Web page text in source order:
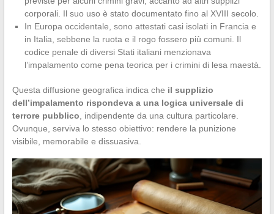
corporali. Il suo uso è stato documentato fino al XVIII secolo.
In Europa occidentale, sono attestati casi isolati in Francia e
in Italia, sebbene la ruota e il rogo fossero più comuni. Il
codice penale di diversi Stati italiani menzionava
l’impalamento come pena teorica per i crimini di lesa maestà.
Questa diffusione geografica indica che il supplizio
dell’impalamento rispondeva a una logica universale di
terrore pubblico , indipendente da una cultura particolare.
Ovunque, serviva lo stesso obiettivo: rendere la punizione
visibile, memorabile e dissuasiva.